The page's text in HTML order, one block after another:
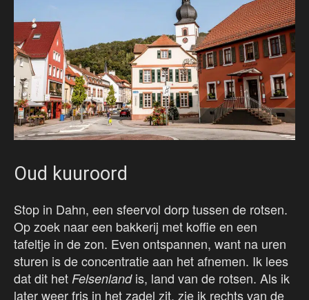
Oud kuuroord
Stop in Dahn, een sfeervol dorp tussen de rotsen.
Op zoek naar een bakkerij met koffie en een
tafeltje in de zon. Even ontspannen, want na uren
sturen is de concentratie aan het afnemen. Ik lees
dat dit het Felsenlandis, land van de rotsen. Als ik
later weer fris in het zadel zit, zie ik rechts van de